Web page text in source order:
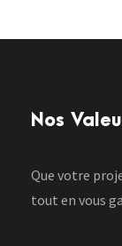
Nos
Que votre
tout en vous